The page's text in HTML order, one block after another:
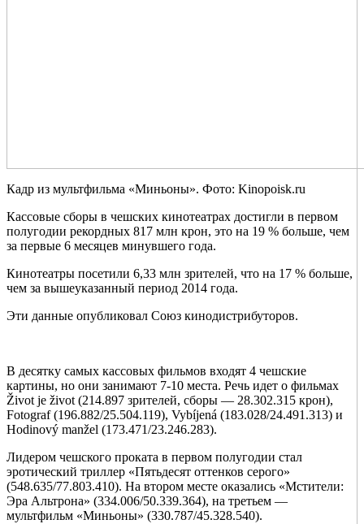
Кадр из мультфильма «Миньоны». Фото: Kinopoisk.ru
Кассовые сборы в чешских кинотеатрах достигли в первом
полугодии рекордных 817 млн крон, это на 19 % больше, чем
за первые 6 месяцев минувшего года.
Кинотеатры посетили 6,33 млн зрителей, что на 17 % больше,
чем за вышеуказанный период 2014 года.
Эти данные опубликовал Союз кинодистрибуторов.
В десятку самых кассовых фильмов входят 4 чешские
картины, но они занимают 7-10 места. Речь идет о фильмах
Život je život (214.897 зрителей, сборы — 28.302.315 крон),
Fotograf (196.882/25.504.119), Vybíjená (183.028/24.491.313) и
Hodinový manžel (173.471/23.246.283).
Лидером чешского проката в первом полугодии стал
эротический триллер «Пятьдесят оттенков серого»
(548.635/77.803.410). На втором месте оказались «Мстители:
Эра Альтрона» (334.006/50.339.364), на третьем —
мультфильм «Миньоны» (330.787/45.328.540).